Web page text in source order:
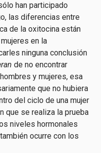
han participado
las diferencias entre
de la oxitocina están
en la
ninguna conclusión
de no encontrar
y mujeres, esa
que no hubiera
del ciclo de una mujer
que se realiza la prueba
niveles hormonales
ocurre con los